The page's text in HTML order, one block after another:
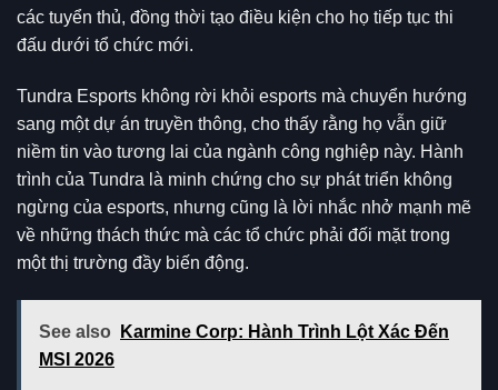
các tuyển thủ, đồng thời tạo điều kiện cho họ tiếp tục thi
đấu dưới tổ chức mới.
Tundra Esports không rời khỏi esports mà chuyển hướng
sang một dự án truyền thông, cho thấy rằng họ vẫn giữ
niềm tin vào tương lai của ngành công nghiệp này. Hành
trình của Tundra là minh chứng cho sự phát triển không
ngừng của esports, nhưng cũng là lời nhắc nhở mạnh mẽ
về những thách thức mà các tổ chức phải đối mặt trong
một thị trường đầy biến động.
See also
Karmine Corp: Hành Trình Lột Xác Đến
MSI 2026